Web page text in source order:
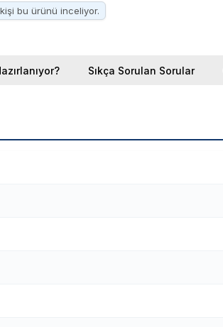
kişi bu ürünü inceliyor.
Sıkça Sorulan Sorular